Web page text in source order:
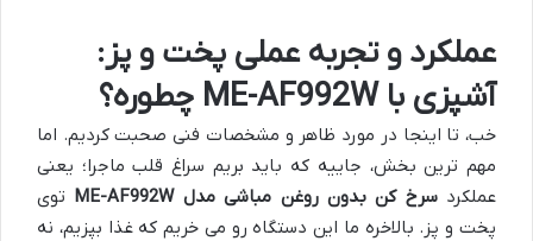
عملکرد و تجربه عملی پخت و پز:
آشپزی با ME-AF992W چطوره؟
خب، تا اینجا در مورد ظاهر و مشخصات فنی صحبت کردیم. اما
مهم ترین بخش، جاییه که باید بریم سراغ قلب ماجرا؛ یعنی
عملکردسرخ کن بدون روغن مباشی مدل ME-AF992W
توی
پخت و پز. بالاخره ما این دستگاه رو می خریم که غذا بپزیم، نه